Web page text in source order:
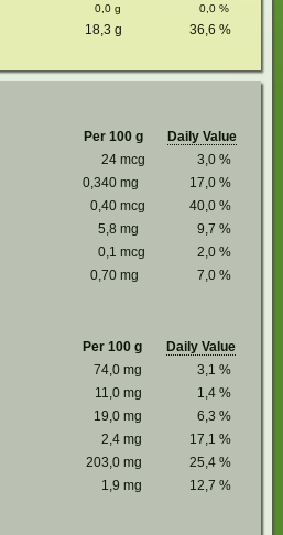
0,0 g 0,0 %
18,3 g 36,6 %
Per 100 g
Daily Value
24 mcg 3,0 %
0,340 mg 17,0 %
0,40 mcg 40,0 %
5,8 mg 9,7 %
0,1 mcg 2,0 %
0,70 mg 7,0 %
Per 100 g
Daily Value
74,0 mg 3,1 %
11,0 mg 1,4 %
19,0 mg 6,3 %
2,4 mg 17,1 %
203,0 mg 25,4 %
1,9 mg 12,7 %